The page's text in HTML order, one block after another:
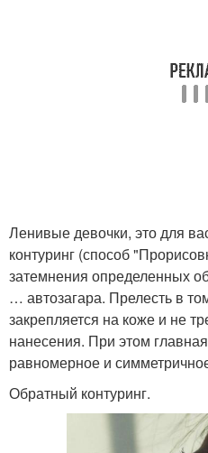
Макияж для особых
случаев
Вечерний макияж
Ленивые девочки, это для
контуринг (способ
затемнения определенных
… автозагара. Прелесть в
закрепляется на коже и не
нанесения. При этом
равномерное и
Обратный контуринг.